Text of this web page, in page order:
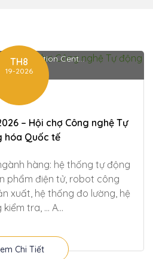
Exhibition Cent...
TH8
19-2026
– Hội chợ Công nghệ Tự
hóa Quốc tế
hàng: hệ thống tự động
phẩm điện tử, robot công
xuất, hệ thống đo lường, hệ
tra, … A...
Chi Tiết